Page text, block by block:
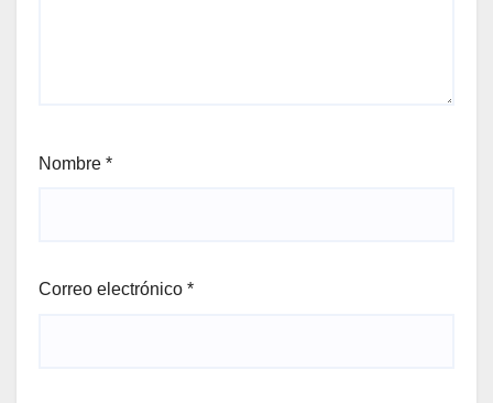
Nombre *
Correo electrónico *